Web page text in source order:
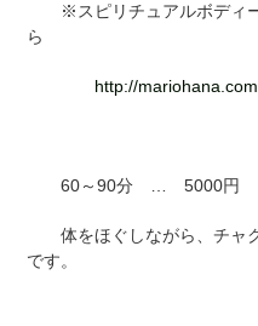
※スピリチュアルボディー
ら
http://mariohana.com/
60～90分 … 5000円
体をほぐしながら、チャク
です。